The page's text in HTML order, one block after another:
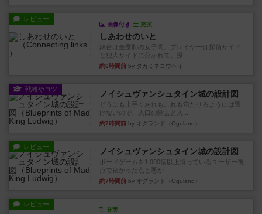
レビュー
画像付き 充実
しあわせのいと
舞台は全寮制の女子高。プレイヤーは探偵サイド
と犯人サイドに分かれて、探...
約6時間前 by タカミネコウヘイ
戦略やコツ ノイシュヴァンシュタイン城の設計図
どうにも上手くあれもこれも満たせるようには置
けないので、入口の除去と入...
約7時間前 by オグランド（Oguland）
レビュー ノイシュヴァンシュタイン城の設計図
ボードゲームを1,000個以上持っているユーザー視
点で良かった点と悪か...
約7時間前 by オグランド（Oguland）
レビュー
充実